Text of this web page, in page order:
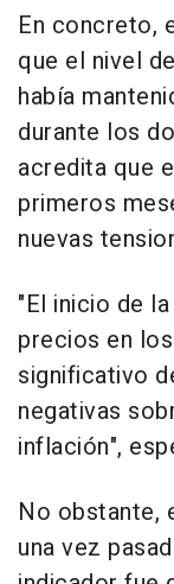
En concreto,
que el nivel
había
durante los
acredita que
primeros
nuevas
"El inicio de
precios en
significativo
negativas
inflación",
No obstante,
una vez